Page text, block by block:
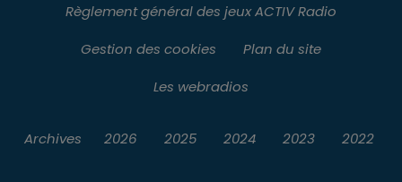
Règlement général des jeux ACTIV Radio
Gestion des cookies
Plan du site
Les webradios
Archives 2026 2025 2024 2023 2022